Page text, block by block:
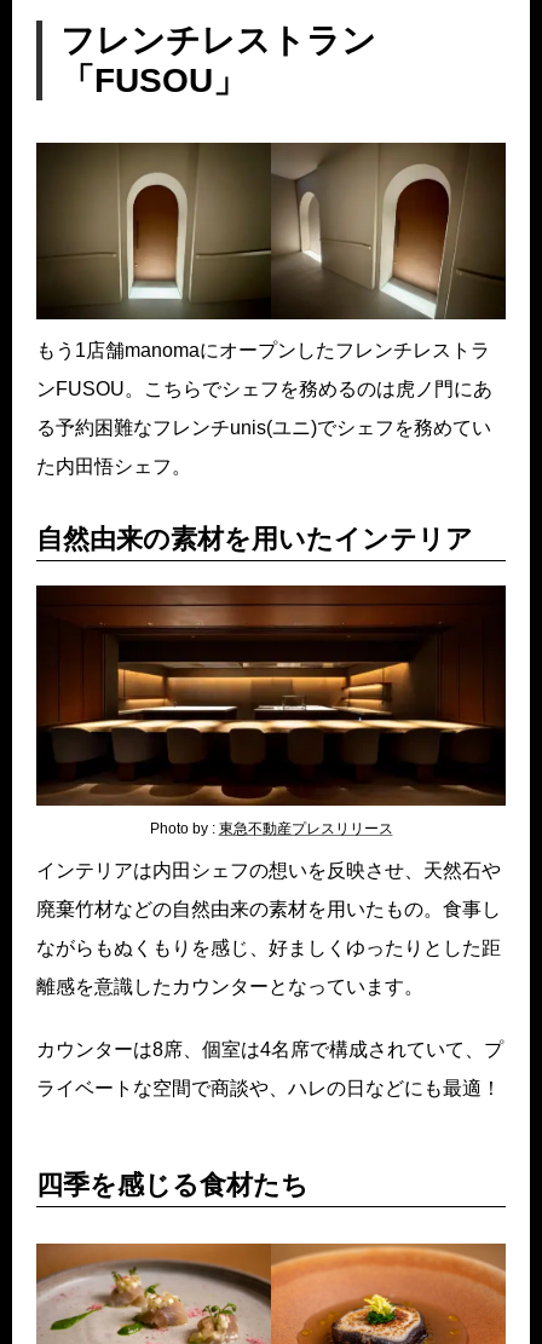
フレンチレストラン
「FUSOU」
もう1店舗manomaにオープンしたフレンチレストラ
ンFUSOU。こちらでシェフを務めるのは虎ノ門にあ
る予約困難なフレンチunis(ユニ)でシェフを務めてい
た内田悟シェフ。
自然由来の素材を用いたインテリア
Photo by : 東急不動産プレスリリース
インテリアは内田シェフの想いを反映させ、天然石や
廃棄竹材などの自然由来の素材を用いたもの。食事し
ながらもぬくもりを感じ、好ましくゆったりとした距
離感を意識したカウンターとなっています。
カウンターは8席、個室は4名席で構成されていて、プ
ライベートな空間で商談や、ハレの日などにも最適！
四季を感じる食材たち